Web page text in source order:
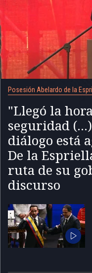
Posesión Abelardo de la
"Llegó la
seguridad
diálogo está
De la
ruta de su
discurso